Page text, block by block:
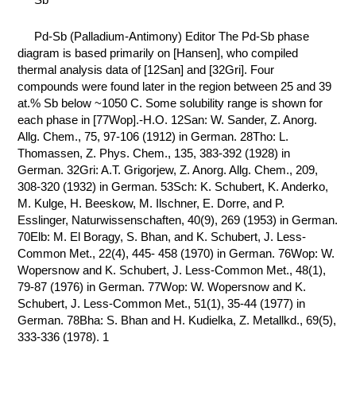
ХИМИЯ НА
ПРОИЗВОДСТВЕ
И ХИМИЧЕСКАЯ
ТЕХНОЛОГИЯ
КОНТАКТЫ
Pd-Sb (Palladium-Antimony) Editor The Pd-Sb phase
diagram is based primarily on [Hansen], who compiled
thermal analysis data of [12San] and [32Gri]. Four
compounds were found later in the region between 25 and 39
at.% Sb below ~1050 C. Some solubility range is shown for
each phase in [77Wop].-H.O. 12San: W. Sander, Z. Anorg.
Allg. Chem., 75, 97-106 (1912) in German. 28Tho: L.
Thomassen, Z. Phys. Chem., 135, 383-392 (1928) in
German. 32Gri: A.T. Grigorjew, Z. Anorg. Allg. Chem., 209,
308-320 (1932) in German. 53Sch: K. Schubert, K. Anderko,
M. Kulge, H. Beeskow, M. Ilschner, E. Dorre, and P.
Esslinger, Naturwissenschaften, 40(9), 269 (1953) in German.
70Elb: M. El Boragy, S. Bhan, and K. Schubert, J. Less-
Common Met., 22(4), 445- 458 (1970) in German. 76Wop: W.
Wopersnow and K. Schubert, J. Less-Common Met., 48(1),
79-87 (1976) in German. 77Wop: W. Wopersnow and K.
Schubert, J. Less-Common Met., 51(1), 35-44 (1977) in
German. 78Bha: S. Bhan and H. Kudielka, Z. Metallkd., 69(5),
333-336 (1978). 1